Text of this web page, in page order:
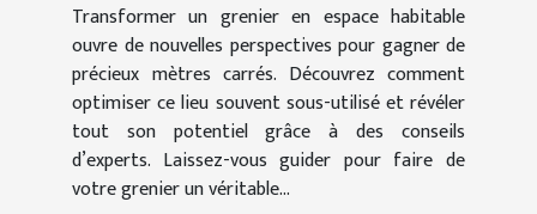
Transformer un grenier en espace habitable
ouvre de nouvelles perspectives pour gagner de
précieux mètres carrés. Découvrez comment
optimiser ce lieu souvent sous-utilisé et révéler
tout son potentiel grâce à des conseils
d’experts. Laissez-vous guider pour faire de
votre grenier un véritable...